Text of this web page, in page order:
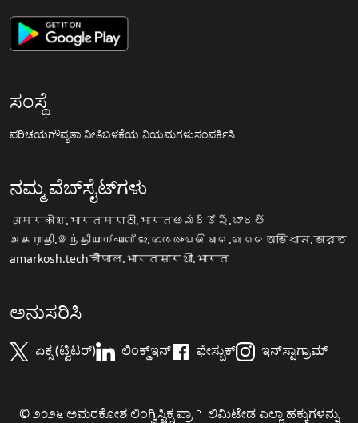
ಸಂಸ್ಥೆ
ಪರಿಚಯಗೌಪ್ಯತಾ ನೀತಿಬಳಕೆಯ ನಿಯಮಗಳುಸಂಪರ್ಕಿಸಿ
ನಮ್ಮ ವೆಬ್‌ಸೈಟ್‌ಗಳು
अमरकोश.भारतमराठी.भारतఅమర్కోష్.భారత్
அகராதி.இந்தியாനിഘണ്ടു.ഭാരതംଅଭିଧାନ.ଭାରତ অভিধান.ভারত
amarkosh.techचौपाल.भारतसारथी.भारत
ಅನುಸರಿಸಿ
ಏಕ್ಸ (ಟ್ವಿಟರ್) ಲಿಂಕ್ಡ್‌ಇನ್ ಫೇಸ್ಬುಕ್ ಇನ್‌ಸ್ಟಾಗ್ರಾಮ್
© ೨೦೨೬ ಅಮರಕೋಶ ಲಿಂಗ್ವಿಸ್ಟಿಕ್ಸ ಪ್ರಾ॰ ಲಿಮಿಟೇಡ ಎಲ್ಲಾ ಹಕ್ಕುಗಳನ್ನು